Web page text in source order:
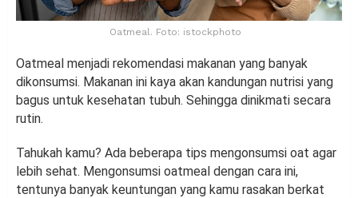
Oatmeal. Foto: istockphoto
Oatmeal menjadi rekomendasi makanan yang banyak
dikonsumsi. Makanan ini kaya akan kandungan nutrisi yang
bagus untuk kesehatan tubuh. Sehingga dinikmati secara
rutin.
Tahukah kamu? Ada beberapa tips mengonsumsi oat agar
lebih sehat. Mengonsumsi oatmeal dengan cara ini,
tentunya banyak keuntungan yang kamu rasakan berkat